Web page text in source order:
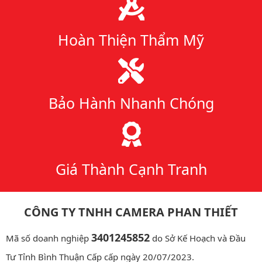
Hoàn Thiện Thẩm Mỹ
Bảo Hành Nhanh Chóng
Giá Thành Cạnh Tranh
CÔNG TY TNHH CAMERA PHAN THIẾT
Mã số doanh nghiệp 3401245852 do Sở Kế Hoạch và Đầu
Tư Tỉnh Bình Thuận Cấp cấp ngày 20/07/2023.